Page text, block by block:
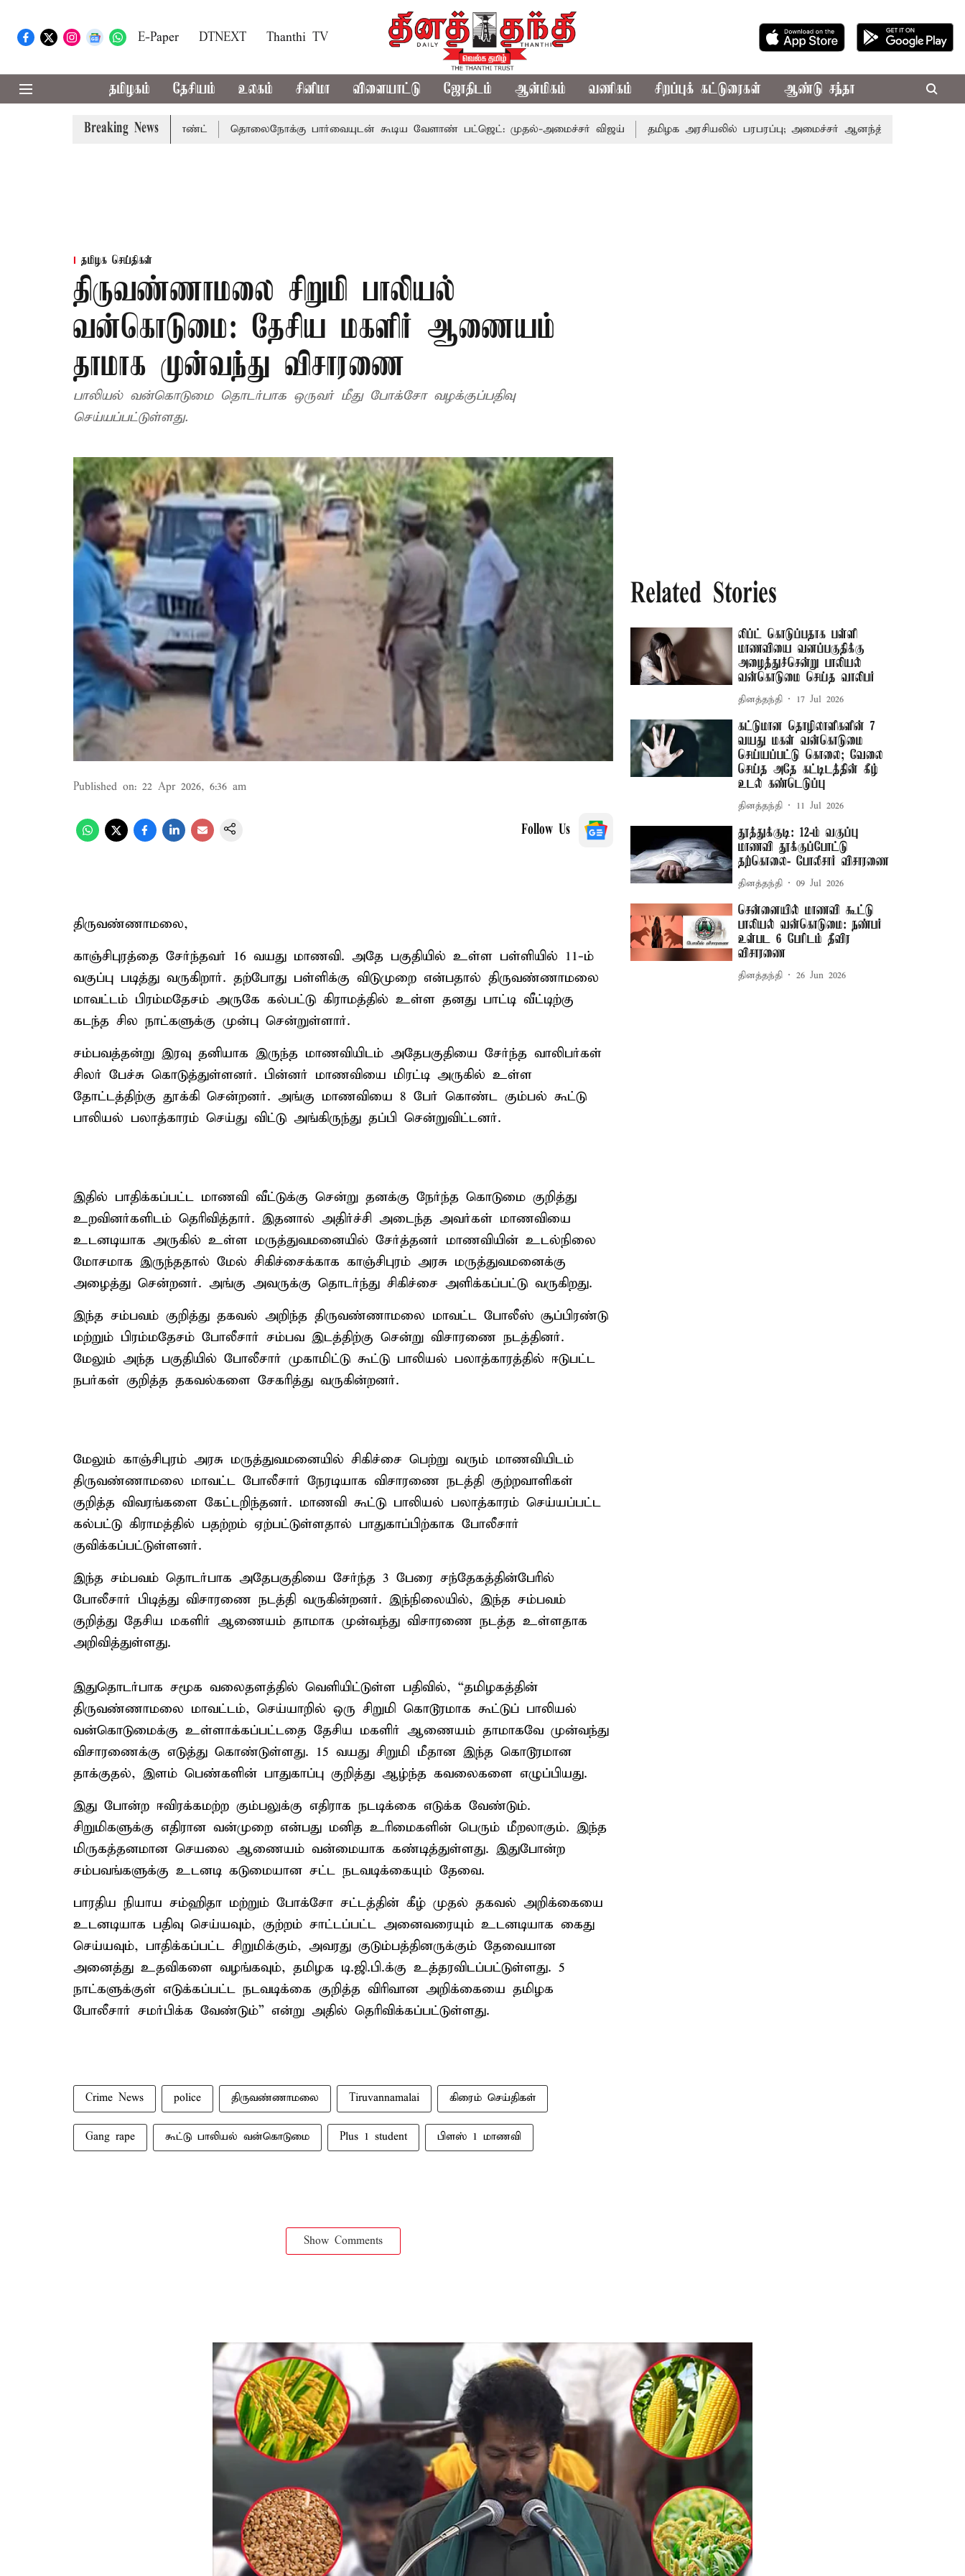
E-Paper DTNEXT Thanthi TV
தமிழகம் தேசியம் உலகம் சினிமா விளையாட்டு ஜோதிடம் ஆன்மிகம் வணிகம் சிறப்புக் கட்டுரைகள் ஆண்டு சந்தா
Breaking News
நீதிமன்றம் பிடிவாராண்ட் தொலைநோக்கு பார்வையுடன் கூடிய வேளாண் பட்ஜெட்: முதல்-அமைச்சர் விஜய் தமிழக அரசியலில் பரபரப்பு; அமைச்சர் ஆனந்த் உடன் சி.வி. சண்முகம்,
தமிழக செய்திகள்
திருவண்ணாமலை சிறுமி பாலியல்
வன்கொடுமை: தேசிய மகளிர் ஆணையம்
தாமாக முன்வந்து விசாரணை
பாலியல் வன்கொடுமை தொடர்பாக ஒருவர் மீது போக்சோ வழக்குப்பதிவு
செய்யப்பட்டுள்ளது.
Published on: 22 Apr 2026, 6:36 am
Follow Us
திருவண்ணாமலை,
காஞ்சிபுரத்தை சேர்ந்தவர் 16 வயது மாணவி. அதே பகுதியில் உள்ள பள்ளியில் 11-ம்
வகுப்பு படித்து வருகிறார். தற்போது பள்ளிக்கு விடுமுறை என்பதால் திருவண்ணாமலை
மாவட்டம் பிரம்மதேசம் அருகே கல்பட்டு கிராமத்தில் உள்ள தனது பாட்டி வீட்டிற்கு
கடந்த சில நாட்களுக்கு முன்பு சென்றுள்ளார்.
சம்பவத்தன்று இரவு தனியாக இருந்த மாணவியிடம் அதேபகுதியை சேர்ந்த வாலிபர்கள்
சிலர் பேச்சு கொடுத்துள்ளனர். பின்னர் மாணவியை மிரட்டி அருகில் உள்ள
தோட்டத்திற்கு தூக்கி சென்றனர். அங்கு மாணவியை 8 பேர் கொண்ட கும்பல் கூட்டு
பாலியல் பலாத்காரம் செய்து விட்டு அங்கிருந்து தப்பி சென்றுவிட்டனர்.
இதில் பாதிக்கப்பட்ட மாணவி வீட்டுக்கு சென்று தனக்கு நேர்ந்த கொடுமை குறித்து
உறவினர்களிடம் தெரிவித்தார். இதனால் அதிர்ச்சி அடைந்த அவர்கள் மாணவியை
உடனடியாக அருகில் உள்ள மருத்துவமனையில் சேர்த்தனர் மாணவியின் உடல்நிலை
மோசமாக இருந்ததால் மேல் சிகிச்சைக்காக காஞ்சிபுரம் அரசு மருத்துவமனைக்கு
அழைத்து சென்றனர். அங்கு அவருக்கு தொடர்ந்து சிகிச்சை அளிக்கப்பட்டு வருகிறது.
இந்த சம்பவம் குறித்து தகவல் அறிந்த திருவண்ணாமலை மாவட்ட போலீஸ் சூப்பிரண்டு
மற்றும் பிரம்மதேசம் போலீசார் சம்பவ இடத்திற்கு சென்று விசாரணை நடத்தினர்.
மேலும் அந்த பகுதியில் போலீசார் முகாமிட்டு கூட்டு பாலியல் பலாத்காரத்தில் ஈடுபட்ட
நபர்கள் குறித்த தகவல்களை சேகரித்து வருகின்றனர்.
மேலும் காஞ்சிபுரம் அரசு மருத்துவமனையில் சிகிச்சை பெற்று வரும் மாணவியிடம்
திருவண்ணாமலை மாவட்ட போலீசார் நேரடியாக விசாரணை நடத்தி குற்றவாளிகள்
குறித்த விவரங்களை கேட்டறிந்தனர். மாணவி கூட்டு பாலியல் பலாத்காரம் செய்யப்பட்ட
கல்பட்டு கிராமத்தில் பதற்றம் ஏற்பட்டுள்ளதால் பாதுகாப்பிற்காக போலீசார்
குவிக்கப்பட்டுள்ளனர்.
இந்த சம்பவம் தொடர்பாக அதேபகுதியை சேர்ந்த 3 பேரை சந்தேகத்தின்பேரில்
போலீசார் பிடித்து விசாரணை நடத்தி வருகின்றனர். இந்நிலையில், இந்த சம்பவம்
குறித்து தேசிய மகளிர் ஆணையம் தாமாக முன்வந்து விசாரணை நடத்த உள்ளதாக
அறிவித்துள்ளது.
இதுதொடர்பாக சமூக வலைதளத்தில் வெளியிட்டுள்ள பதிவில், “தமிழகத்தின்
திருவண்ணாமலை மாவட்டம், செய்யாறில் ஒரு சிறுமி கொடூரமாக கூட்டுப் பாலியல்
வன்கொடுமைக்கு உள்ளாக்கப்பட்டதை தேசிய மகளிர் ஆணையம் தாமாகவே முன்வந்து
விசாரணைக்கு எடுத்து கொண்டுள்ளது. 15 வயது சிறுமி மீதான இந்த கொடூரமான
தாக்குதல், இளம் பெண்களின் பாதுகாப்பு குறித்து ஆழ்ந்த கவலைகளை எழுப்பியது.
இது போன்ற ஈவிரக்கமற்ற கும்பலுக்கு எதிராக நடடிக்கை எடுக்க வேண்டும்.
சிறுமிகளுக்கு எதிரான வன்முறை என்பது மனித உரிமைகளின் பெரும் மீறலாகும். இந்த
மிருகத்தனமான செயலை ஆணையம் வன்மையாக கண்டித்துள்ளது. இதுபோன்ற
சம்பவங்களுக்கு உடனடி கடுமையான சட்ட நடவடிக்கையும் தேவை.
பாரதிய நியாய சம்ஹிதா மற்றும் போக்சோ சட்டத்தின் கீழ் முதல் தகவல் அறிக்கையை
உடனடியாக பதிவு செய்யவும், குற்றம் சாட்டப்பட்ட அனைவரையும் உடனடியாக கைது
செய்யவும், பாதிக்கப்பட்ட சிறுமிக்கும், அவரது குடும்பத்தினருக்கும் தேவையான
அனைத்து உதவிகளை வழங்கவும், தமிழக டி.ஜி.பி.க்கு உத்தரவிடப்பட்டுள்ளது. 5
நாட்களுக்குள் எடுக்கப்பட்ட நடவடிக்கை குறித்த விரிவான அறிக்கையை தமிழக
போலீசார் சமர்பிக்க வேண்டும்” என்று அதில் தெரிவிக்கப்பட்டுள்ளது.
Crime News police திருவண்ணாமலை Tiruvannamalai கிரைம் செய்திகள்
Gang rape கூட்டு பாலியல் வன்கொடுமை Plus 1 student பிளஸ் 1 மாணவி
Show Comments
Related Stories
லிப்ட் கொடுப்பதாக பள்ளி
மாணவியை வனப்பகுதிக்கு
அழைத்துச்சென்று பாலியல்
வன்கொடுமை செய்த வாலிபர்
தினத்தந்தி 17 Jul 2026
கட்டுமான தொழிலாளிகளின் 7
வயது மகள் வன்கொடுமை
செய்யப்பட்டு கொலை; வேலை
செய்த அதே கட்டிடத்தின் கீழ்
உடல் கண்டெடுப்பு
தினத்தந்தி 11 Jul 2026
தூத்துக்குடி: 12-ம் வகுப்பு
மாணவி தூக்குப்போட்டு
தற்கொலை- போலீசார் விசாரணை
தினத்தந்தி 09 Jul 2026
சென்னையில் மாணவி கூட்டு
பாலியல் வன்கொடுமை: நண்பர்
உள்பட 6 பேரிடம் தீவிர
விசாரணை
தினத்தந்தி 26 Jun 2026